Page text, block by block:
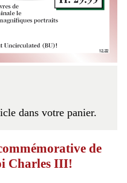
dans votre panier.
de
Charles III!